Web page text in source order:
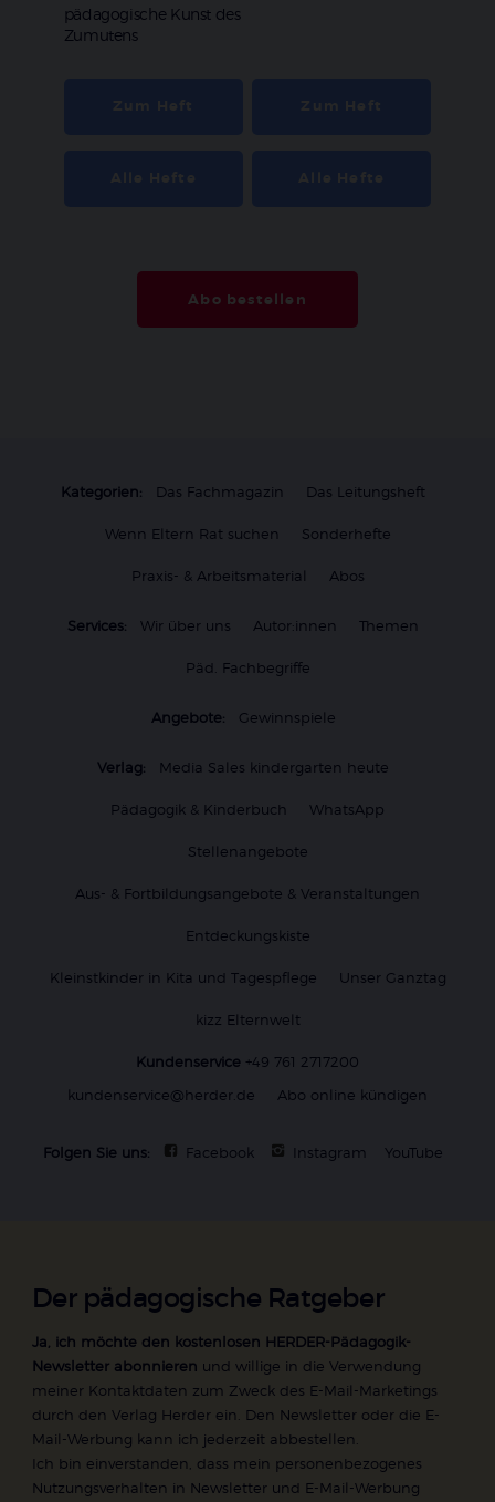
pädagogische Kunst des
Zumutens
Abo bestellen
Kategorien: Das Fachmagazin Das Leitungsheft
Wenn Eltern Rat suchen Sonderhefte
Praxis- & Arbeitsmaterial Abos
Services: Wir über uns Autor:innen Themen
Päd. Fachbegriffe
Angebote: Gewinnspiele
Verlag: Media Sales kindergarten heute
Pädagogik & Kinderbuch WhatsApp
Stellenangebote
Aus- & Fortbildungsangebote & Veranstaltungen
Entdeckungskiste
Kleinstkinder in Kita und Tagespflege Unser Ganztag
kizz Elternwelt
Kundenservice +49 761 2717200
kundenservice@herder.de
Abo online kündigen
Folgen Sie uns: Facebook Instagram YouTube
Der pädagogische Ratgeber
Ja, ich möchte den kostenlosen HERDER-Pädagogik-
Newsletter abonnieren und willige in die Verwendung
meiner Kontaktdaten zum Zweck des E-Mail-Marketings
durch den Verlag Herder ein. Den Newsletter oder die E-
Mail-Werbung kann ich jederzeit abbestellen.
Ich bin einverstanden, dass mein personenbezogenes
Nutzungsverhalten in Newsletter und E-Mail-Werbung